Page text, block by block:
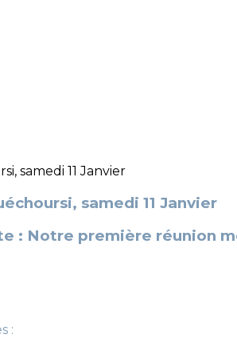
samedi 11 Janvier
: Notre première réunion
: